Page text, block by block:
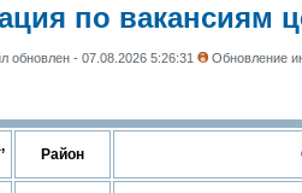
по вакансиям
обновлен - 07.08.2026 5:26:31
Обновление
Район